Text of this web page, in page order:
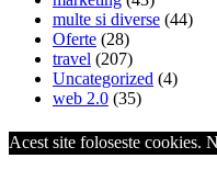
multe si diverse (44)
Oferte (28)
travel (207)
Uncategorized (4)
web 2.0 (35)
Acest site foloseste cookies.